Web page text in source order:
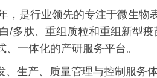
，是行业领先的专注于微生
/多肽、重组质粒和重组新型
、一体化的产研服务平台。
、生产、质量管理与控制服务